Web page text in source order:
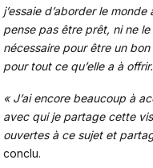
j’essaie d’aborder le
pense pas être prêt, ni ne
nécessaire pour être un
pour tout ce qu’elle a à
« J’ai encore beaucoup à
avec qui je partage cette
ouvertes à ce sujet et
conclu.